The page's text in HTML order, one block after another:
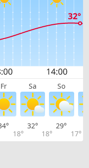
Fr Sa So
18°
32°
18°
29°
17°